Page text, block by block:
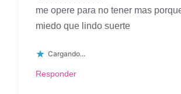
me opere para no tener mas
miedo que lindo suerte
Cargando...
Responder